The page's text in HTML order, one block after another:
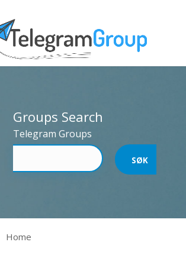
Groups Search
Telegram Groups
Home